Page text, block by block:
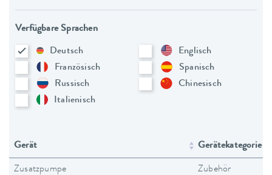
Verfügbare Sprachen
Deutsch
Englisch
Französisch
Spanisch
Russisch
Chinesisch
Italienisch
Gerät Gerätekategorie
Zusatzpumpe Zubehör